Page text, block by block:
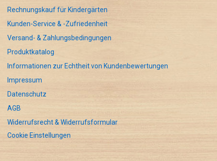
Rechnungskauf für Kindergärten
Kunden-Service & -Zufriedenheit
Versand- & Zahlungsbedingungen
Produktkatalog
Informationen zur Echtheit von Kundenbewertungen
Impressum
Datenschutz
AGB
Widerrufsrecht & Widerrufsformular
Cookie Einstellungen